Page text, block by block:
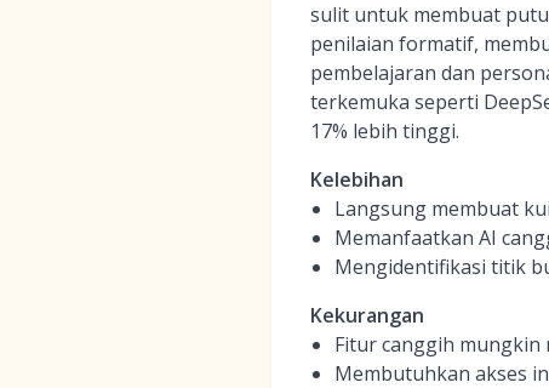
sulit untuk membuat
penilaian formatif,
pembelajaran dan
terkemuka seperti
17% lebih tinggi.
Kelebihan
Langsung membuat
Memanfaatkan AI
Mengidentifikasi titik
Kekurangan
Fitur canggih mungkin
Membutuhkan akses